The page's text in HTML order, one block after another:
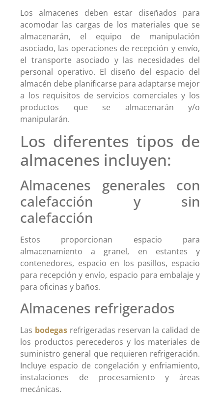
Los almacenes deben estar diseñados para
acomodar las cargas de los materiales que se
almacenarán, el equipo de manipulación
asociado, las operaciones de recepción y envío,
el transporte asociado y las necesidades del
personal operativo. El diseño del espacio del
almacén debe planificarse para adaptarse mejor
a los requisitos de servicios comerciales y los
productos que se almacenarán y/o
manipularán.
Los diferentes tipos de
almacenes incluyen:
Almacenes generales con
calefacción y sin
calefacción
Estos proporcionan espacio para
almacenamiento a granel, en estantes y
contenedores, espacio en los pasillos, espacio
para recepción y envío, espacio para embalaje y
para oficinas y baños.
Almacenes refrigerados
Las bodegasrefrigeradas reservan la calidad de
los productos perecederos y los materiales de
suministro general que requieren refrigeración.
Incluye espacio de congelación y enfriamiento,
instalaciones de procesamiento y áreas
mecánicas.